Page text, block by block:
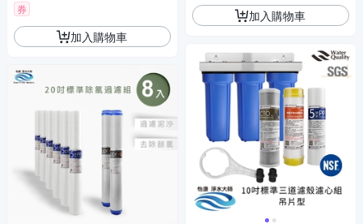
券
加入購物車
加入購物車